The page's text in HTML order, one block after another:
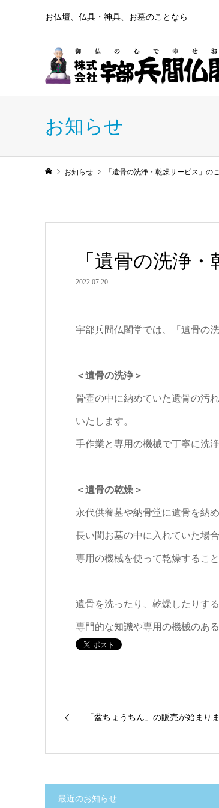
お仏壇、仏具・神具、お墓のことなら
お知らせ
お知らせ 「遺骨の洗浄・乾燥サービス」の
「遺骨の洗浄
2022.07.20
宇部兵間仏閣堂では、「遺骨の
＜遺骨の洗浄＞
骨壷の中に納めていた遺骨の汚
いたします。
手作業と専用の機械で丁寧に洗
＜遺骨の乾燥＞
永代供養墓や納骨堂に遺骨を納
長い間お墓の中に入れていた場
専用の機械を使って乾燥するこ
遺骨を洗ったり、乾燥したりす
専門的な知識や専用の機械のあ
「盆ちょうちん」の販売が始まり
最近のお知らせ